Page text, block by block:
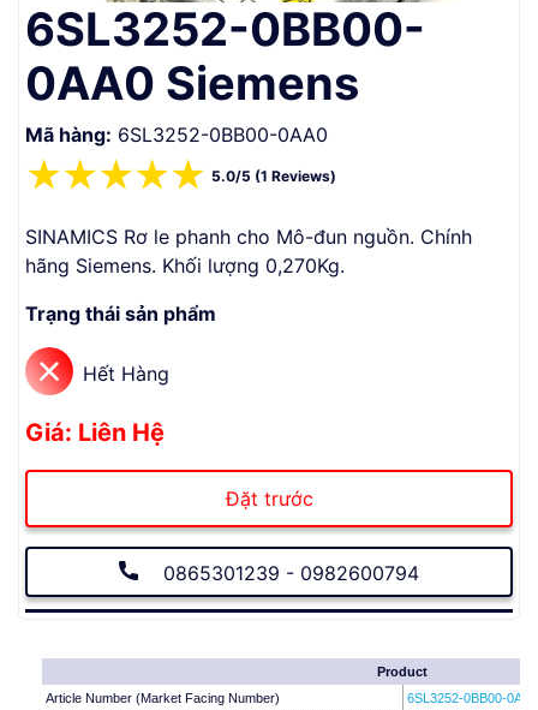
6SL3252-0BB00-
0AA0 Siemens
Mã hàng: 6SL3252-0BB00-0AA0
☆
☆
☆
☆
☆ 5.0/5 (1 Reviews)
SINAMICS Rơ le phanh cho Mô-đun nguồn. Chính
hãng Siemens. Khối lượng 0,270Kg.
Trạng thái sản phẩm
Hết Hàng
Giá: Liên Hệ
Đặt trước
0865301239 - 0982600794
Product
Article Number (Market Facing Number)
6SL3252-0BB00-0AA0